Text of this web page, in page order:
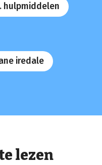
hulpmiddelen
iredale
lezen